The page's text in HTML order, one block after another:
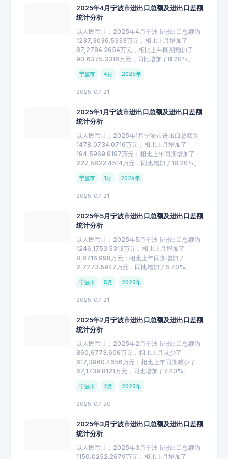
2025年4月宁波市进出口总额及进出口差额
统计分析
以人民币计，2025年4月宁波市进出口总额为
1237,3036.5333万元，相比上月增加了
87,2784.2654万元；相比上年同期增加了
90,6375.3316万元，同比增加了8.20%。
宁波市 4月 2025年
2025-07-21
2025年1月宁波市进出口总额及进出口差额
统计分析
以人民币计，2025年1月宁波市进出口总额为
1478,0734.0716万元，相比上月增加了
194,5969.9197万元；相比上年同期增加了
227,5822.4514万元，同比增加了18.20%。
宁波市 1月 2025年
2025-07-21
2025年5月宁波市进出口总额及进出口差额
统计分析
以人民币计，2025年5月宁波市进出口总额为
1246,1753.5313万元，相比上月增加了
8,8716.998万元；相比上年同期增加了
2,7273.5947万元，同比增加了6.40%。
宁波市 5月 2025年
2025-07-21
2025年2月宁波市进出口总额及进出口差额
统计分析
以人民币计，2025年2月宁波市进出口总额为
860,6773.606万元，相比上月减少了
617,3960.4656万元；相比上年同期减少了
67,1739.8121万元，同比增加了7.40%。
宁波市 2月 2025年
2025-07-20
2025年3月宁波市进出口总额及进出口差额
统计分析
以人民币计，2025年3月宁波市进出口总额为
1150,0252.2679万元，相比上月增加了